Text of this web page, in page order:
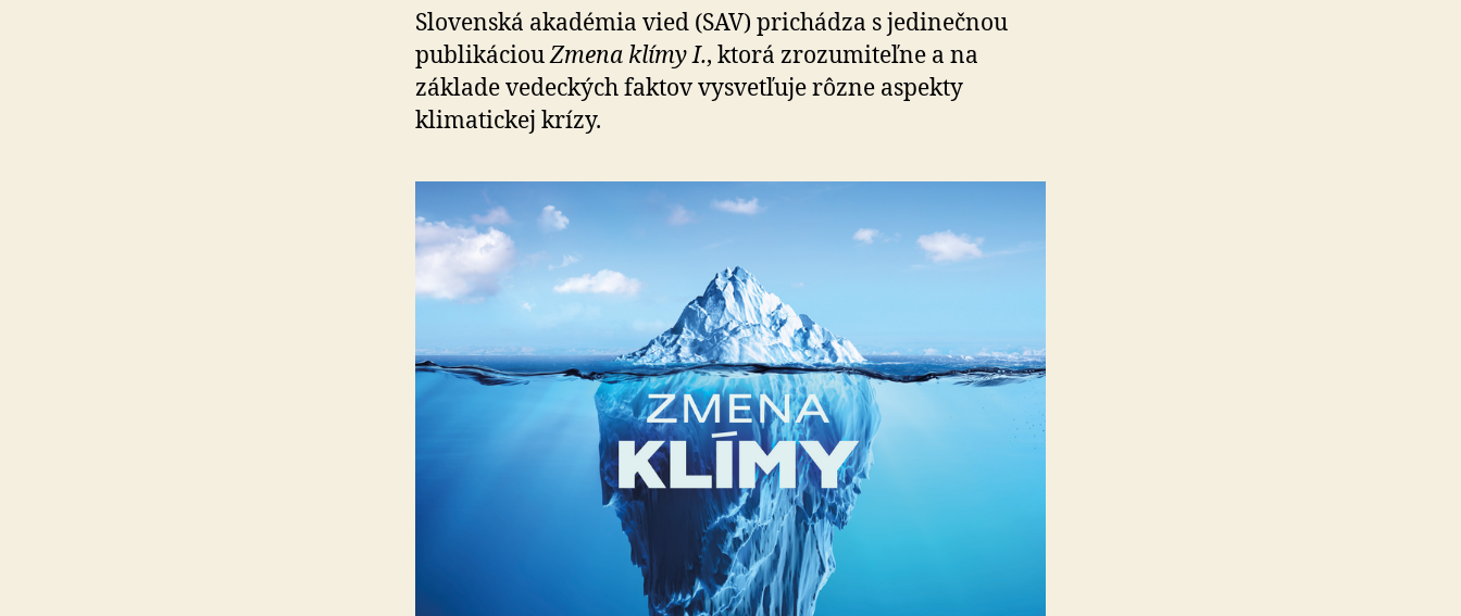
vedcov
Slovenská akadémia vied (SAV) prichádza s jedinečnou
publikáciouZmena klímy I., ktorá zrozumiteľne a na
základe vedeckých faktov vysvetľuje rôzne aspekty
klimatickej krízy.